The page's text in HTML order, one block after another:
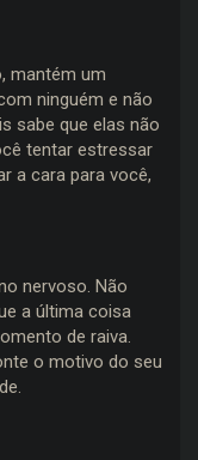
mantém um
ninguém e não
sabe que elas não
tentar estressar
a cara para você,
nervoso. Não
a última coisa
de raiva.
o motivo do seu